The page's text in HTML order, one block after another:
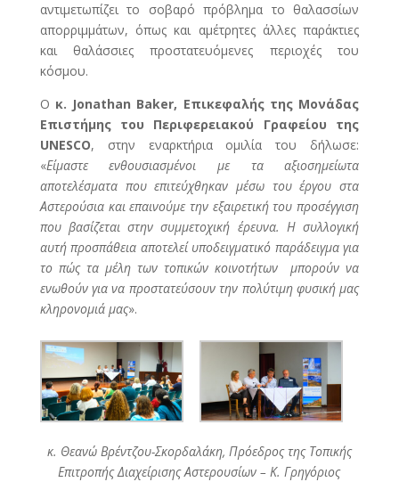
αντιμετωπίζει το σοβαρό πρόβλημα το θαλασσίων
απορριμμάτων, όπως και αμέτρητες άλλες παράκτιες
και θαλάσσιες προστατευόμενες περιοχές του
κόσμου.
Ο κ. Jonathan Baker, Επικεφαλής της Μονάδας
Επιστήμης του Περιφερειακού Γραφείου της
UNESCO, στην εναρκτήρια ομιλία του δήλωσε:
«Είμαστε ενθουσιασμένοι με τα αξιοσημείωτα
αποτελέσματα που επιτεύχθηκαν μέσω του έργου στα
Αστερούσια και επαινούμε την εξαιρετική του προσέγγιση
που βασίζεται στην συμμετοχική έρευνα. Η συλλογική
αυτή προσπάθεια αποτελεί υποδειγματικό παράδειγμα για
το πώς τα μέλη των τοπικών κοινοτήτων μπορούν να
ενωθούν για να προστατεύσουν την πολύτιμη φυσική μας
κληρονομιά μας».
κ. Θεανώ Βρέντζου-Σκορδαλάκη, Πρόεδρος της Τοπικής
Επιτροπής Διαχείρισης Αστερουσίων – Κ. Γρηγόριος